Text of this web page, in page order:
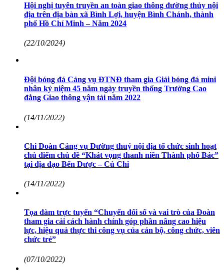
Hội nghị tuyên truyền an toàn giao thông đường thủy nội
địa trên địa bàn xã Bình Lợi, huyện Bình Chánh, thành
phố Hồ Chí Minh – Năm 2024
(22/10/2024)
Đội bóng đá Cảng vụ ĐTNĐ tham gia Giải bóng đá mini
nhân kỷ niệm 45 năm ngày truyền thống Trường Cao
đẳng Giao thông vận tải năm 2022
(14/11/2022)
Chi Đoàn Cảng vụ Đường thuỷ nội địa tổ chức sinh hoạt
chủ điểm chủ đề “Khát vọng thanh niên Thành phố Bác”
tại địa đạo Bến Dược – Củ Chi
(14/11/2022)
Tọa đàm trực tuyến “Chuyển đổi số và vai trò của Đoàn
tham gia cải cách hành chính góp phần nâng cao hiệu
lực, hiệu quả thực thi công vụ của cán bộ, công chức, viên
chức trẻ”
(07/10/2022)